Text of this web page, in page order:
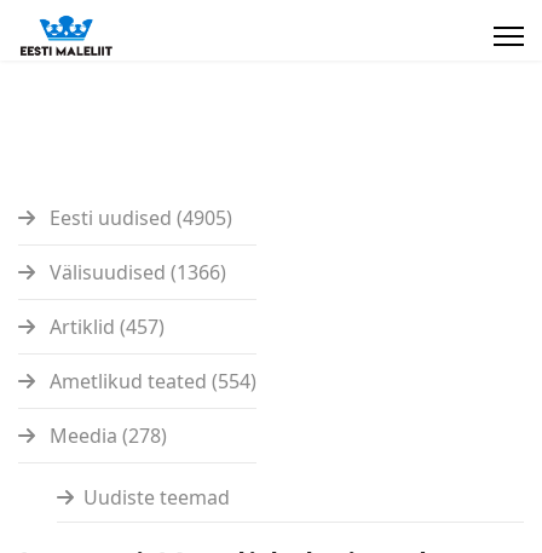
Eesti uudised (4905)
Välisuudised (1366)
Artiklid (457)
Ametlikud teated (554)
Meedia (278)
Uudiste teemad